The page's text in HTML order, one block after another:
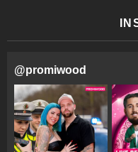
@promiwood